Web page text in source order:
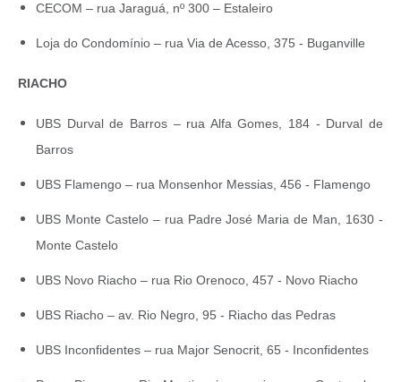
CECOM – rua Jaraguá, nº 300 – Estaleiro
Loja do Condomínio – rua Via de Acesso, 375 - Buganville
RIACHO
UBS Durval de Barros – rua Alfa Gomes, 184 - Durval de
Barros
UBS Flamengo – rua Monsenhor Messias, 456 - Flamengo
UBS Monte Castelo – rua Padre José Maria de Man, 1630 -
Monte Castelo
UBS Novo Riacho – rua Rio Orenoco, 457 - Novo Riacho
UBS Riacho – av. Rio Negro, 95 - Riacho das Pedras
UBS Inconfidentes – rua Major Senocrit, 65 - Inconfidentes